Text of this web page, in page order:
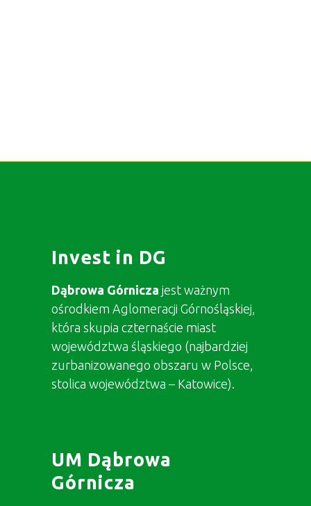
Invest in DG
Dąbrowa Górnicza jest ważnym
ośrodkiem Aglomeracji Górnośląskiej,
która skupia czternaście miast
województwa śląskiego (najbardziej
zurbanizowanego obszaru w Polsce,
stolica województwa – Katowice).
UM Dąbrowa
Górnicza